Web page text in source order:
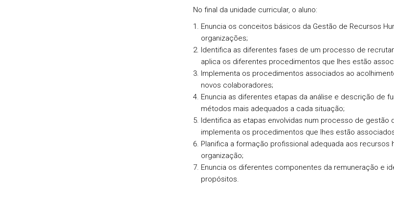
No final da unidade curricular, o aluno:
Enuncia os conceitos básicos da Gestão de Recursos
organizações;
Identifica as diferentes fases de um processo de
aplica os diferentes procedimentos que lhes estão
Implementa os procedimentos associados ao
novos colaboradores;
Enuncia as diferentes etapas da análise e descrição de
métodos mais adequados a cada situação;
Identifica as etapas envolvidas num processo de gestão
implementa os procedimentos que lhes estão
Planifica a formação profissional adequada aos recursos
organização;
Enuncia os diferentes componentes da remuneração e
propósitos.